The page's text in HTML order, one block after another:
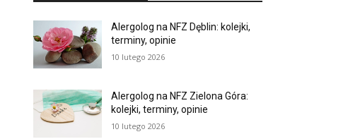
Alergolog na NFZ Dęblin: kolejki,
terminy, opinie
10 lutego 2026
Alergolog na NFZ Zielona Góra:
kolejki, terminy, opinie
10 lutego 2026